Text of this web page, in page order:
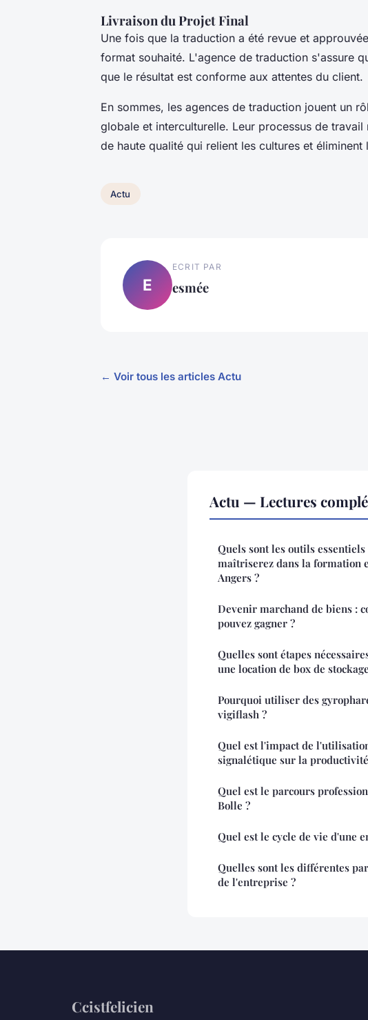
Livraison du Projet Final
Une fois que la traduction a été revue et
format souhaité. L'agence de traduction s'assure
que le résultat est conforme aux attentes du client.
En sommes, les agences de traduction jouent un
globale et interculturelle. Leur processus de
de haute qualité qui relient les cultures et éliminent
Actu
E
ECRIT PAR
esmée
← Voir tous les articles Actu
Actu — Lectures
Quels sont les outils essentiels
maîtriserez dans la formation
Angers ?
Devenir marchand de biens :
pouvez gagner ?
Quelles sont étapes
une location de box de
Pourquoi utiliser des
vigiflash ?
Quel est l'impact de
signalétique sur la productivité
Quel est le parcours
Bolle ?
Quel est le cycle de vie d'une
Quelles sont les différentes
de l'entreprise ?
Ccistfelicien